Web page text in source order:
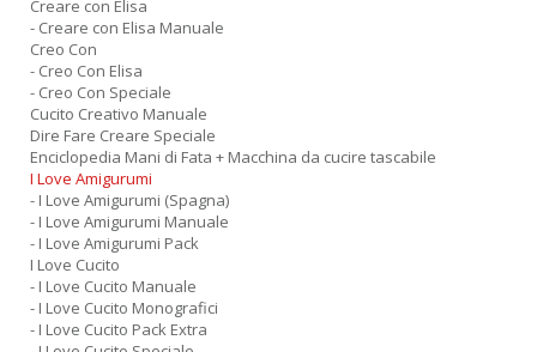
Creare con Elisa
- Creare con Elisa Manuale
Creo Con
- Creo Con Elisa
- Creo Con Speciale
Cucito Creativo Manuale
Dire Fare Creare Speciale
Enciclopedia Mani di Fata + Macchina da cucire tascabile
I Love Amigurumi
- I Love Amigurumi (Spagna)
- I Love Amigurumi Manuale
- I Love Amigurumi Pack
I Love Cucito
- I Love Cucito Manuale
- I Love Cucito Monografici
- I Love Cucito Pack Extra